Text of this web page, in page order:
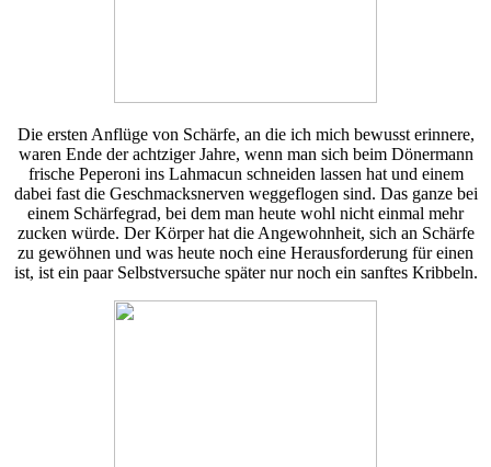
Die ersten Anflüge von Schärfe, an die ich mich bewusst erinnere,
waren Ende der achtziger Jahre, wenn man sich beim Dönermann
frische Peperoni ins Lahmacun schneiden lassen hat und einem
dabei fast die Geschmacksnerven weggeflogen sind. Das ganze bei
einem Schärfegrad, bei dem man heute wohl nicht einmal mehr
zucken würde. Der Körper hat die Angewohnheit, sich an Schärfe
zu gewöhnen und was heute noch eine Herausforderung für einen
ist, ist ein paar Selbstversuche später nur noch ein sanftes Kribbeln.